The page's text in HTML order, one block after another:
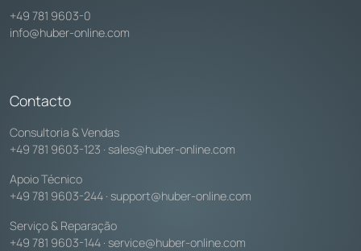
+49 781 9603-0
info@huber-online.com
Contacto
Consultoria & Vendas
+49 781 9603-123 · sales@huber-online.com
Apoio Técnico
+49 781 9603-244 · support@huber-online.com
Serviço & Reparação
+49 781 9603-144 · service@huber-online.com